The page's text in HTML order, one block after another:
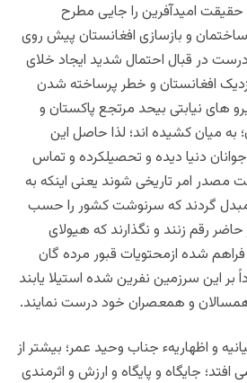
حقیقت امیدآفرین را جایی مطرح
و بازسازی افغانستان پیش روی
در قبال احتمال شدید ایجاد خلای
افغانستان و خطر پرساخته شدن
های نیابتی بیحد مرتجع پاکستان و
میان کشیده اند؛ لذا حاصل این
دنیا دیده و تحصیلکرده و تماس
مصدر امر تاریخی شوند یعنی اینکه به
گردند که سرنوشت کشور را حسب
رقم زنند و نگذارند که هیولای
شده ازمحتویات قبور مرده گان
مجدداً بر این سرزمین نفرین شده استیلا یابند
و همعصران خود درست نمایند.
و اظهاریهء جناب وحید عمر؛ بیشتر از
جایگاه و پایگاه و ارزش و اثرمندی